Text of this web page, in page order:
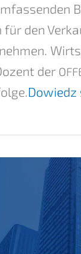
für den
der
Dowiedz